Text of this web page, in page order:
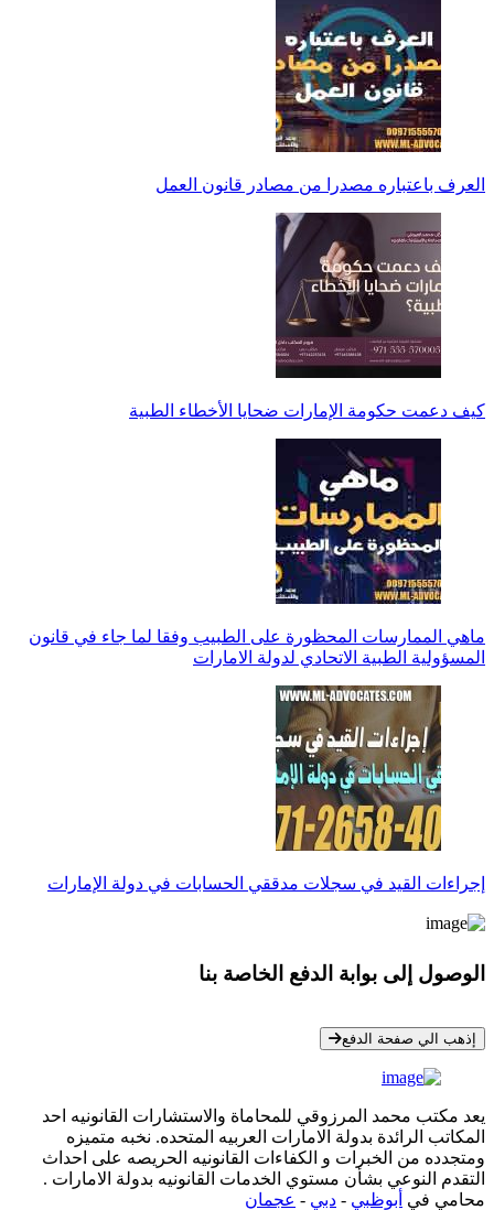
العرف باعتباره مصدرا من مصادر قانون العمل
كيف دعمت حكومة الإمارات ضحايا الأخطاء الطبية
ماهي الممارسات المحظورة على الطبيب وفقا لما جاء في قانون
المسؤولية الطبية الاتحادي لدولة الامارات
إجراءات القيد في سجلات مدققي الحسابات في دولة الإمارات
الوصول إلى بوابة الدفع الخاصة بنا
إذهب الي صفحة الدفع
يعد مكتب محمد المرزوقي للمحاماة والاستشارات القانونيه احد
المكاتب الرائدة بدولة الامارات العربيه المتحده. نخبه متميزه
ومتجدده من الخبرات و الكفاءات القانونيه الحريصه على احداث
التقدم النوعي بشأن مستوي الخدمات القانونيه بدولة الامارات .
محامي في أبوظبي - دبي - عجمان